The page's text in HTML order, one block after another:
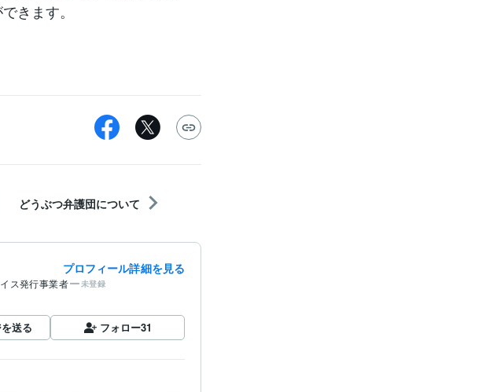
きます。
どうぶつ弁護団について
プロフィール詳細を見る
ス発行事業者 未登録
送る フォロー31